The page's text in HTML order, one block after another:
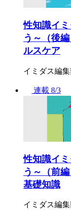
性知識イ
う～（後
ルスケア
イミダス編
連載 8/3
性知識イ
う～（前
基礎知識
イミダス編